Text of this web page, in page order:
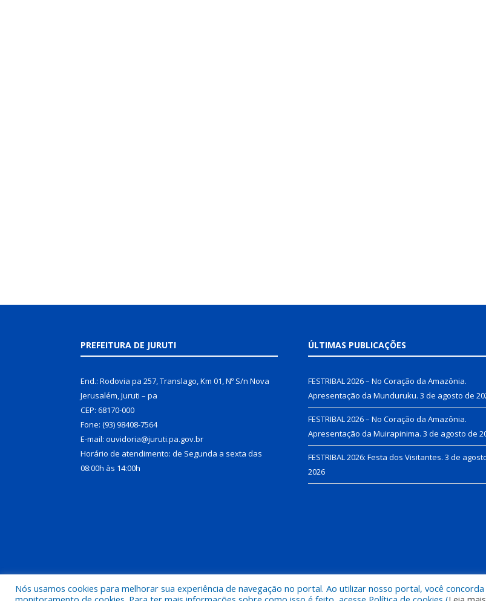
PREFEITURA DE JURUTI
End.: Rodovia pa 257, Translago, Km 01, Nº S/n Nova
Jerusalém, Juruti – pa
CEP: 68170-000
Fone: (93) 98408-7564
E-mail: ouvidoria@juruti.pa.gov.br
Horário de atendimento: de Segunda a sexta das
08:00h às 14:00h
ÚLTIMAS PUBLICAÇÕES
FESTRIBAL 2026 – No Coração da Amazônia.
Apresentação da Munduruku. 3 de agosto de
FESTRIBAL 2026 – No Coração da Amazônia.
Apresentação da Muirapinima. 3 de agosto de
FESTRIBAL 2026: Festa dos Visitantes. 3 de
2026
Todos os direitos reservados a Prefeitura Municipal de Juruti.
Nós usamos cookies para melhorar sua experiência de navegação no portal. Ao utilizar nosso portal, você